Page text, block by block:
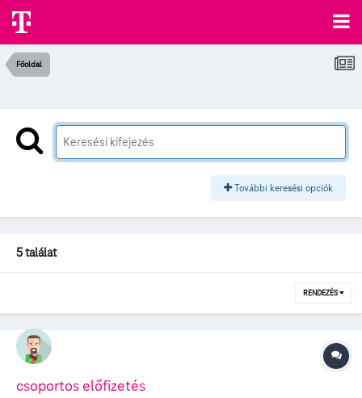
Főoldal
További keresési opciók
5 találat
RENDEZÉS
csoportos előfizetés